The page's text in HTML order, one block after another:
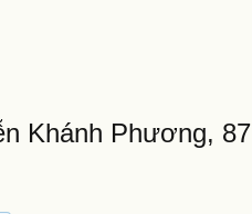
Khánh Phương, 87